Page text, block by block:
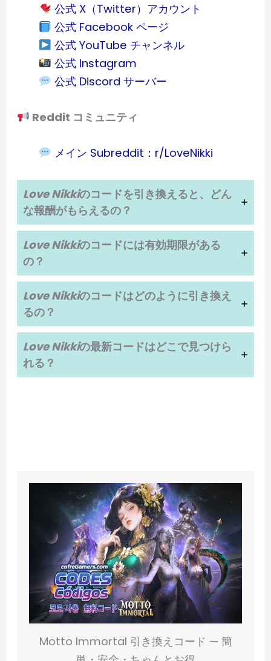
公式 X（Twitter）アカウント
公式 Facebook ページ
公式 YouTube チャンネル
公式 Instagram
公式 Discord サーバー
Reddit コミュニティ
メイン Subreddit：r/LoveNikki
Love Nikkiのコードを引き換えると、どん
な報酬がもらえるの？
Love Nikkiのコードには有効期限がある
の？
Love Nikkiのコードはどのように引き換え
るの？
Love Nikkiの最新コードはどこで見つけら
れる？
Motto Immortal 引き換えコード — 簡